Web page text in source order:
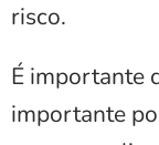
risco.
É importante
importante